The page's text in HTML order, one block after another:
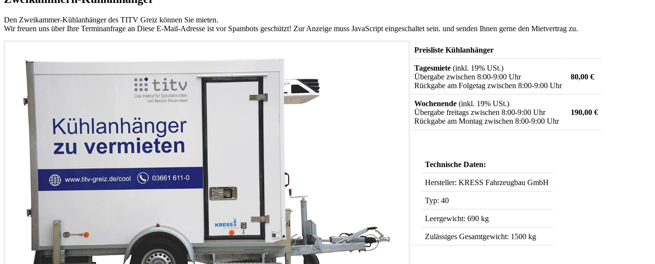
Den Zweikammer-Kühlanhänger des TITV Greiz können Sie mieten.
Wir freuen uns über Ihre Terminanfrage an Diese E-Mail-Adresse ist vor Spambots geschützt! Zur Anzeige muss JavaScript eingeschaltet sein. und senden Ihnen gerne den Mietvertrag zu.
Preisliste Kühlanhänger
Tagesmiete (inkl. 19% USt.)
Übergabe zwischen 8:00-9:00 Uhr
Rückgabe am Folgetag zwischen 8:00-9:00 Uhr
80,00 €
Wochenende (inkl. 19% USt.)
Übergabe freitags zwischen 8:00-9:00 Uhr
Rückgabe am Montag zwischen 8:00-9:00 Uhr
190,00 €
Technische Daten:
Hersteller: KRESS Fahrzeugbau GmbH
Typ: 40
Leergewicht: 690 kg
Zulässiges Gesamtgewicht: 1500 kg